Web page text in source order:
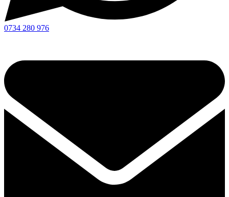
0734 280 976